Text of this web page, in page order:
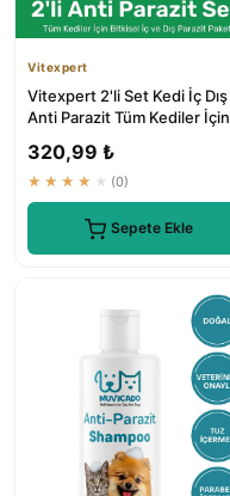
Vitexpert
Vitexpert 2'li Set Kedi İç Dış
Anti Parazit Tüm Kediler İçin
320,99 ₺
★★★★★ (0)
Sepete Ekle